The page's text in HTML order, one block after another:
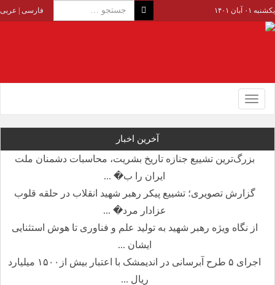
یکشنبه ۰۱ آبان ۱۴۰۱ فارسی عربی
Toggle
navigation
آخرین اخبار
بزرگ‌ترین تشییع جنازه تاریخ بشریت، محاسبات دشمنان ملت
ایران را ب� ...
گزارش تصویری؛ تشییع پیکر رهبر شهید انقلاب در حلقه قلوب
عزادار مرد� ...
از نگاه ویژه رهبر شهید به تولید علم و فناوری تا هوش استثنایی
ایشان ...
اجرای ۵ طرح آبرسانی در اندیمشک با اعتبار بیش از۱۵۰۰ میلیارد
ریال ...